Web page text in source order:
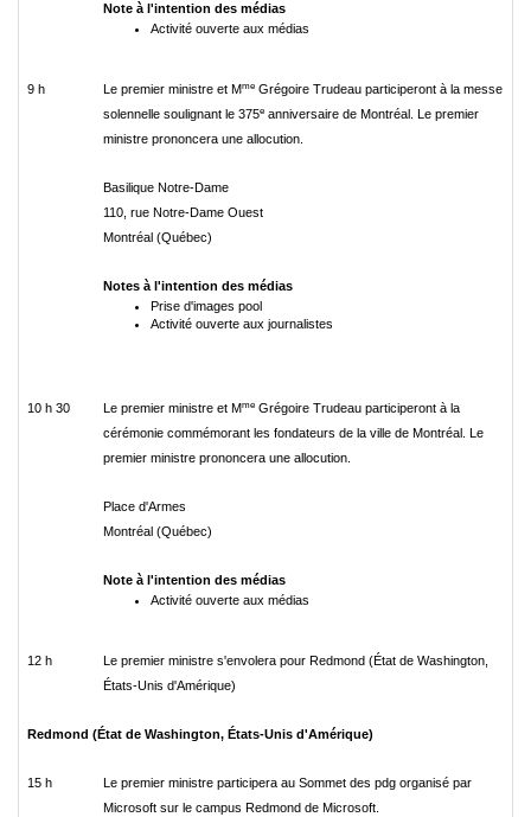
Note à l'intention des médias
Activité ouverte aux médias
9 h Le premier ministre et Mme Grégoire Trudeau participeront à la messe
solennelle soulignant le 375e anniversaire de Montréal. Le premier
ministre prononcera une allocution.
Basilique Notre-Dame
110, rue Notre-Dame Ouest
Montréal (Québec)
Notes à l'intention des médias
Prise d'images pool
Activité ouverte aux journalistes
10 h 30 Le premier ministre et Mme Grégoire Trudeau participeront à la
cérémonie commémorant les fondateurs de la ville de Montréal. Le
premier ministre prononcera une allocution.
Place d'Armes
Montréal (Québec)
Note à l'intention des médias
Activité ouverte aux médias
12 h
Le premier ministre s'envolera pour Redmond (État de Washington,
États-Unis d'Amérique)
Redmond (État de Washington, États-Unis d'Amérique)
15 h
Le premier ministre participera au Sommet des pdg organisé par
Microsoft sur le campus Redmond de Microsoft.